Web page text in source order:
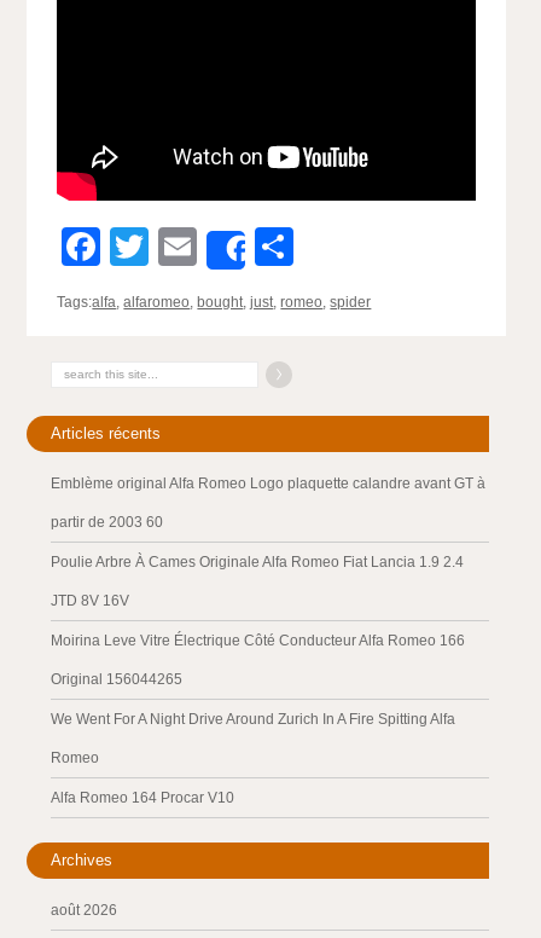
Facebook
Twitter
EmailShare
Tags:alfa,alfaromeo, bought,just,romeo,spider
Articles récents
Emblème original Alfa Romeo Logo plaquette calandre avant GT à
partir de 2003 60
Poulie Arbre À Cames Originale Alfa Romeo Fiat Lancia 1.9 2.4
JTD 8V 16V
Moirina Leve Vitre Électrique Côté Conducteur Alfa Romeo 166
Original 156044265
We Went For A Night Drive Around Zurich In A Fire Spitting Alfa
Romeo
Alfa Romeo 164 Procar V10
Archives
août 2026